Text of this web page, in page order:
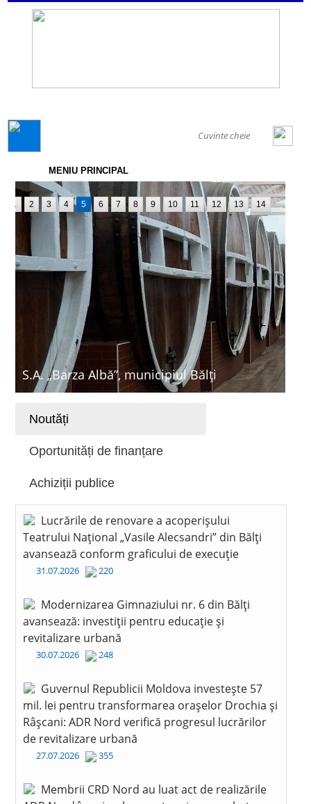
MENIU PRINCIPAL
S.A. „Barza Albă”, municipiul Bălți
1 2 3 4 5 6 7 8 9 10 11 12 13 14
Noutăți
Oportunități de finanțare
Achiziții publice
Lucrările de renovare a acoperișului
Teatrului Național „Vasile Alecsandri” din Bălți
avansează conform graficului de execuție
31.07.2026 220
Modernizarea Gimnaziului nr. 6 din Bălți
avansează: investiții pentru educație și
revitalizare urbană
30.07.2026 248
Guvernul Republicii Moldova investește 57
mil. lei pentru transformarea orașelor Drochia și
Râșcani: ADR Nord verifică progresul lucrărilor
de revitalizare urbană
27.07.2026 355
Membrii CRD Nord au luat act de realizările